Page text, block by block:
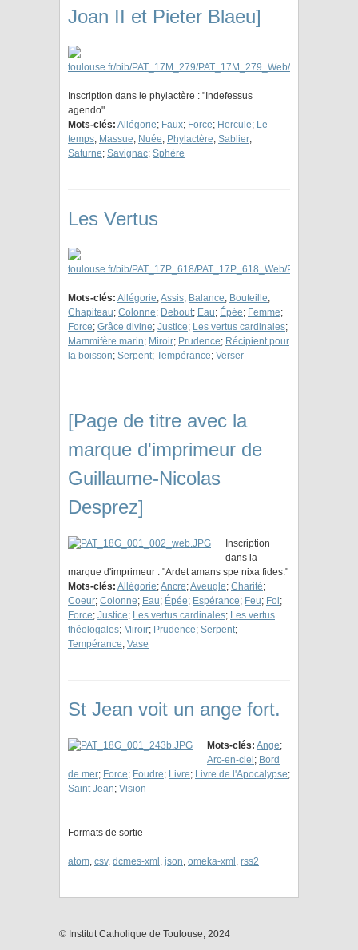
Joan II et Pieter Blaeu]
Inscription dans le phylactère : "Indefessus
agendo"
Mots-clés: Allégorie; Faux; Force; Hercule; Le
temps; Massue; Nuée; Phylactère; Sablier;
Saturne; Savignac; Sphère
Les Vertus
Mots-clés: Allégorie;Assis; Balance; Bouteille;
Chapiteau; Colonne; Debout; Eau; Épée; Femme;
Force; Grâce divine; Justice; Les vertus cardinales;
Mammifère marin; Miroir; Prudence; Récipient pour
la boisson; Serpent; Tempérance; Verser
[Page de titre avec la
marque d'imprimeur de
Guillaume-Nicolas
Desprez]
Inscription
dans la
marque d'imprimeur : "Ardet amans spe nixa fides."
Mots-clés: Allégorie;Ancre;Aveugle; Charité;
Coeur; Colonne; Eau; Épée; Espérance; Feu; Foi;
Force; Justice; Les vertus cardinales; Les vertus
théologales; Miroir; Prudence; Serpent;
Tempérance; Vase
St Jean voit un ange fort.
Mots-clés: Ange;
Arc-en-ciel ; Bord
de mer; Force; Foudre; Livre; Livre de l'Apocalypse;
Saint Jean; Vision
Formats de sortie
atom, csv, dcmes-xml , json, omeka-xml , rss2
© Institut Catholique de Toulouse, 2024